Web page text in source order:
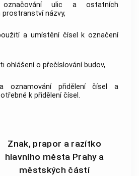
označování ulic a ostatních
prostranstvínázvy,
a umístění čísel k označení
ohlášení o přečíslování budov,
oznamování přidělení čísel a
k přidělení čísel.
Znak, prapor a razítko
hlavního města Prahy a
městských částí